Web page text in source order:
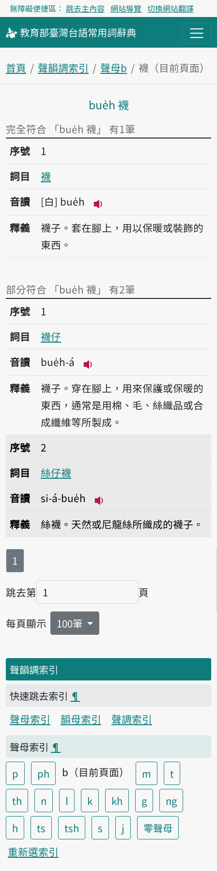
無障礙便捷區： 跳去主內容 網站導覽 切換網站翻譯
教育部臺灣台語常用詞辭典
首頁 聲韻調索引 聲母b 襪（目前頁面）
主內容區塊
bue̍h 襪
完全符合 「bue̍h 襪」 有1筆
序號1襪
序號
1
詞目
襪
音讀
白 bue̍h
播放音讀bue̍h
釋義
襪子。套在腳上，用以保暖或裝飾的
東西。
部分符合 「bue̍h 襪」 有2筆
序號1襪仔
序號
1
詞目
襪仔
音讀
bue̍h-á
播放音讀bue̍h-á
釋義
襪子。穿在腳上，用來保護或保暖的
東西，通常是用棉、毛、絲織品或合
成纖維等所製成。
序號2絲仔襪
序號
2
詞目
絲仔襪
音讀
si-á-bue̍h
釋義 絲襪。天然或尼龍絲所織成的襪子。
第
1
跳去第
頁碼
頁
每頁顯示 100筆
聲韻調索引
快速跳去索引 ¶
聲母索引
韻母索引
聲調索引
聲母索引 ¶
p
ph b（目前頁面） m
t
th
n l k kh g
ng
h
ts tsh s j
零聲母
重新選索引